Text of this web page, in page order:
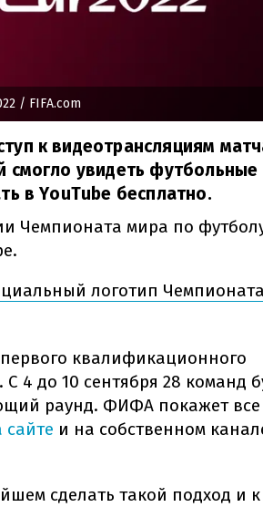
/ FIFA.com
к видеотрансляциям
увидеть футбольные
в YouTube бесплатно.
Чемпионата мира по
логотип Чемпионата
квалификационного
4 до 10 сентября 28 команд
раунд. ФИФА покажет все
сайте и на собственном
сделать такой подход и к